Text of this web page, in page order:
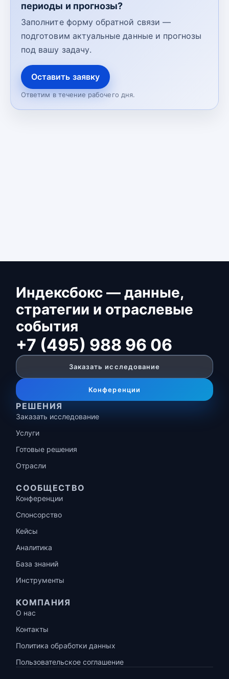
периоды и прогнозы?
Заполните форму обратной связи —
подготовим актуальные данные и прогнозы
под вашу задачу.
Оставить заявку
Ответим в течение рабочего дня.
Индексбокс — данные,
стратегии и отраслевые
события
+7 (495) 988 96 06
Заказать исследование
Конференции
РЕШЕНИЯ
Заказать исследование
Услуги
Готовые решения
Отрасли
СООБЩЕСТВО
Конференции
Спонсорство
Кейсы
Аналитика
База знаний
Инструменты
КОМПАНИЯ
О нас
Контакты
Политика обработки данных
Пользовательское соглашение